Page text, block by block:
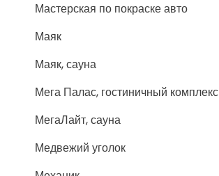
Мастерская по покраске авто
Маяк
Маяк, сауна
Мега Палас, гостиничный комплекс
МегаЛайт, сауна
Медвежий уголок